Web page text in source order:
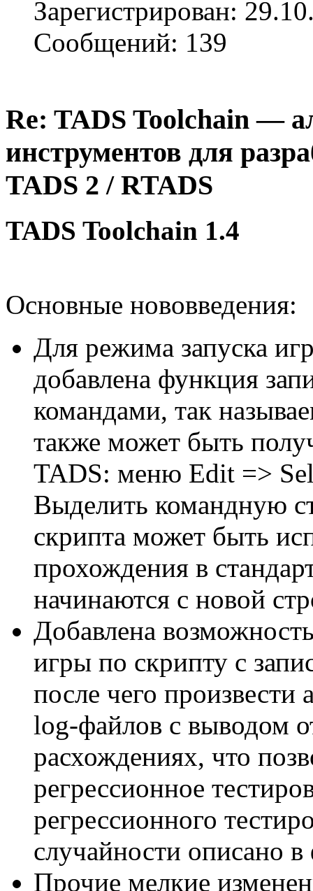
Зарегистрирован:
Сообщений: 139
Re: TADS Toolchain —
инструментов для
TADS 2 / RTADS
TADS Toolchain 1.4
Основные нововведения:
Для режима запуска
добавлена функция
командами, так
также может быть
TADS: меню Edit =>
Выделить командную
скрипта может быть
прохождения в
начинаются с новой
Добавлена
игры по скрипту с
после чего произвести
log-файлов с выводом
расхождениях, что
регрессионное
регрессионного
случайности описано
Прочие мелкие